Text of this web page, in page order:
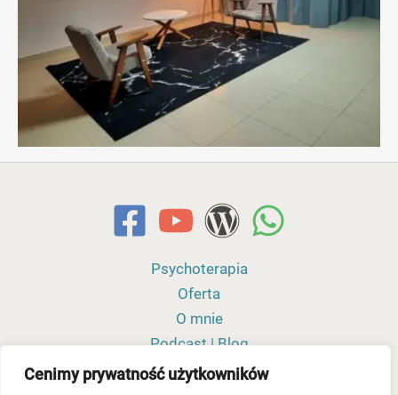
Cenimy prywatność użytkowników
Psychoterapia
Oferta
O mnie
Podcast | Blog
Polityka prywatności